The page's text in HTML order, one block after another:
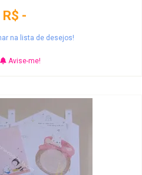
R$ -
na lista de desejos!
Avise-me!